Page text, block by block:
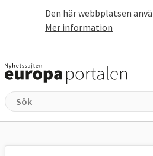
Den här webbplatsen
Mer information